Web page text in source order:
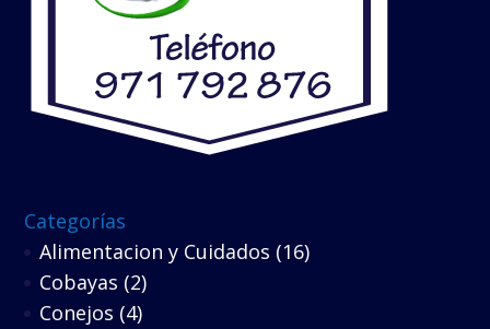
Categorías
Alimentacion y Cuidados (16)
Cobayas (2)
Conejos (4)